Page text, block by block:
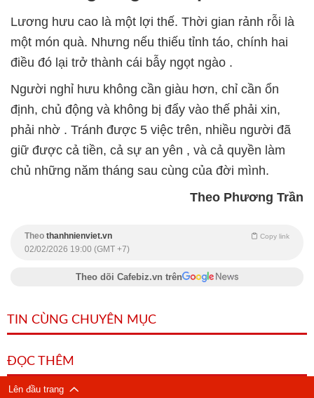
Lương hưu cao là một lợi thế. Thời gian rảnh rỗi là
một món quà. Nhưng nếu thiếu tỉnh táo, chính hai
điều đó lại trở thành cái bẫy ngọt ngào .
Người nghỉ hưu không cần giàu hơn, chỉ cần ổn
định, chủ động và không bị đẩy vào thế phải xin,
phải nhờ . Tránh được 5 việc trên, nhiều người đã
giữ được cả tiền, cả sự an yên , và cả quyền làm
chủ những năm tháng sau cùng của đời mình.
Theo Phương Trần
Theo thanhnienviet.vn Copy link
02/02/2026 19:00 (GMT +7)
Theo dõi Cafebiz.vn trên
TIN CÙNG CHUYÊN MỤC
ĐỌC THÊM
Lên đầu trang